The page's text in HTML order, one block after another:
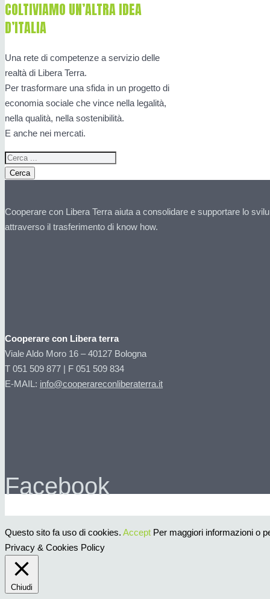
COLTIVIAMO UN’ALTRA IDEA
D’ITALIA
Una rete di competenze a servizio delle
realtà di Libera Terra.
Per trasformare una sfida in un progetto di
economia sociale che vince nella legalità,
nella qualità, nella sostenibilità.
E anche nei mercati.
Cerca
Cooperare con Libera Terra aiuta a consolidare e supportare lo
attraverso il trasferimento di know how.
Cooperare con Libera terra
Viale Aldo Moro 16 – 40127 Bologna
T 051 509 877 | F 051 509 834
E-MAIL: info@cooperareconliberaterra.it
Facebook
Questo sito fa uso di cookies. Accept Per maggiori informazioni o
Privacy & Cookies Policy
Chiudi